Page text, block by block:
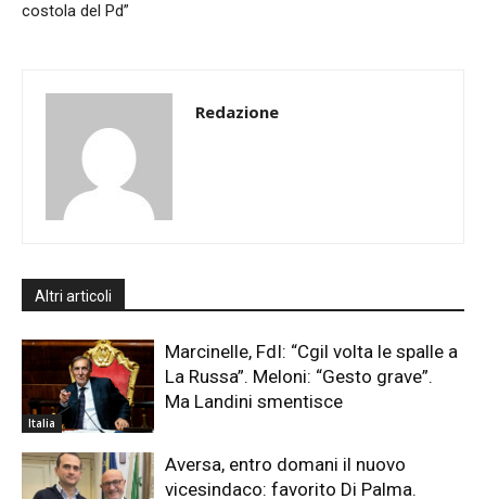
costola del Pd”
Redazione
Altri articoli
Italia
Marcinelle, FdI: “Cgil volta le spalle a
La Russa”. Meloni: “Gesto grave”.
Ma Landini smentisce
Aversa, entro domani il nuovo
vicesindaco: favorito Di Palma.